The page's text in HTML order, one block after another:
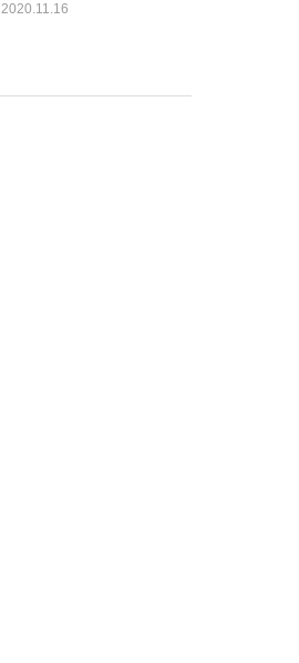
2020.11.16